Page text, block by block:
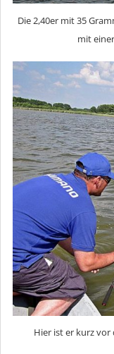
Die 2,40er mit 35
mit
Hier ist er kurz vor